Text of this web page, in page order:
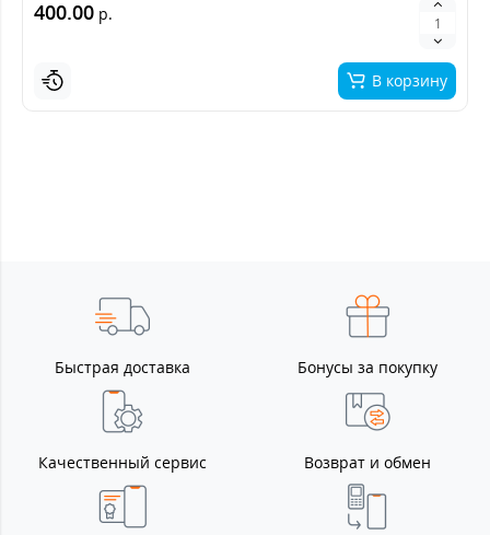
400.00 р.
В корзину
Быстрая доставка Бонусы за покупку
Качественный сервис Возврат и обмен